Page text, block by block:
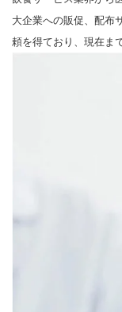
大企業への販促、配布
頼を得ており、現在ま